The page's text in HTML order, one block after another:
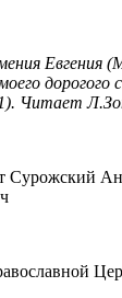
Евгения
дорогого
Читает
Сурожский